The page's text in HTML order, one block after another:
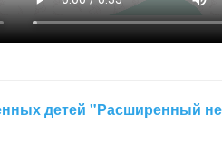
детей "Расширенный